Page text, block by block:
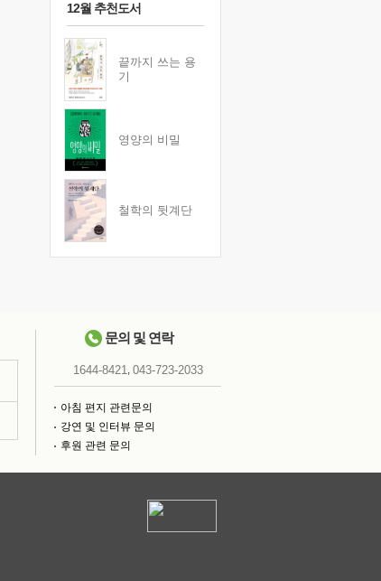
12월 추천도서
끝까지 쓰는 용
기
영양의 비밀
철학의 뒷계단
문의 및 연락
1644-8421, 043-723-2033
아침 편지 관련문의
강연 및 인터뷰 문의
후원 관련 문의